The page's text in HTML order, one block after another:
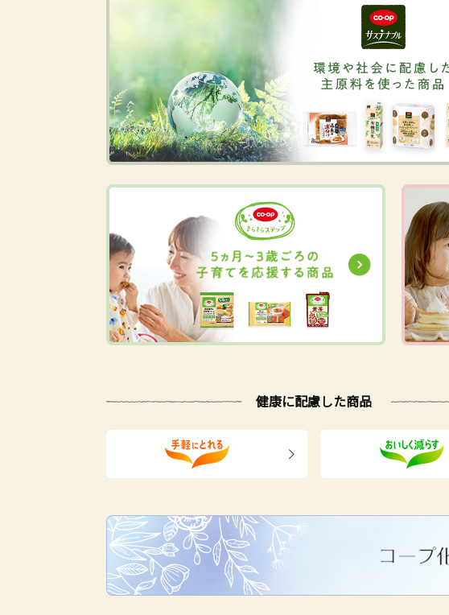
健康に配慮した商品